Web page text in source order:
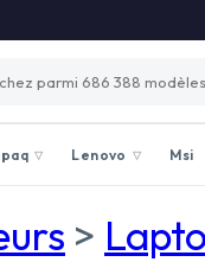
▽ Lenovo ▽ Msi
>